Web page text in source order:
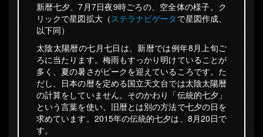
新暦七夕、7月7日夜9時ごろの、空全体の様子。ク
リックで星図拡大（ステラナビゲータで星図作成、
以下同）
太陰太陽暦の七月七日は、新暦では例年8月上旬ご
ろに当たります。梅雨もすっかり明けていることが
多く、夏の暑さがピークを迎えているころです。た
だし、日本の暦を定める国立天文台では太陰太陽暦
の計算をしていません。そのかわり「伝統的七夕」
という言葉を使い、旧暦とは別の方法で七夕の日を
求めています。2015年の伝統的七夕は、8月20日で
す。